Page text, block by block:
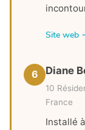
Site web
6 Diane
10
France
Installé